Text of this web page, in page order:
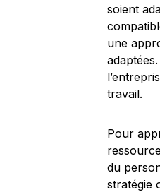
soient
une
travail.
Pour
du
stratégie